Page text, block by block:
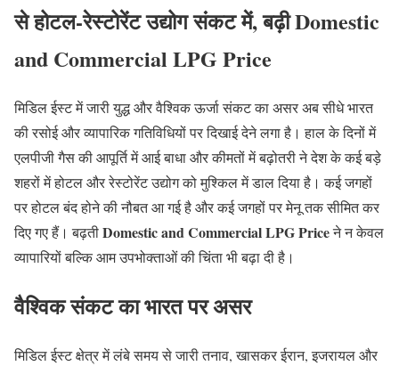
से होटल-रेस्टोरेंट उद्योग संकट में, बढ़ीDomestic
and Commercial LPG Price
मिडिल ईस्ट में जारी युद्ध और वैश्विक ऊर्जा संकट का असर अब सीधे भारत
की रसोई और व्यापारिक गतिविधियों पर दिखाई देने लगा है। हाल के दिनों में
एलपीजी गैस की आपूर्ति में आई बाधा और कीमतों में बढ़ोतरी ने देश के कई बड़े
शहरों में होटल और रेस्टोरेंट उद्योग को मुश्किल में डाल दिया है। कई जगहों
पर होटल बंद होने की नौबत आ गई है और कई जगहों पर मेनू तक सीमित कर
दिए गए हैं। बढ़तीDomestic and Commercial LPG Priceने न केवल
व्यापारियों बल्कि आम उपभोक्ताओं की चिंता भी बढ़ा दी है।
वैश्विक संकट का भारत पर असर
मिडिल ईस्ट क्षेत्र में लंबे समय से जारी तनाव, खासकर ईरान, इजरायल और